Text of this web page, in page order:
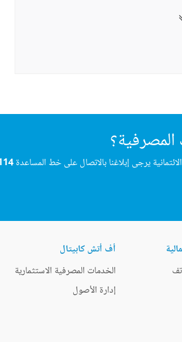
يرجى إبلاغنا بالاتصال على خط المساعدة
أف أتش كابيتال
الخدمات المصرفية الاستثمارية
إدارة الأصول